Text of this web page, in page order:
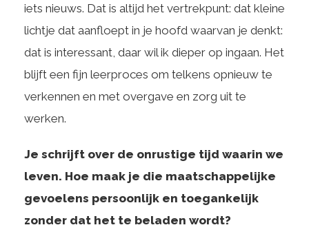
iets nieuws. Dat is altijd het vertrekpunt: dat kleine
lichtje dat aanfloept in je hoofd waarvan je denkt:
dat is interessant, daar wil ik dieper op ingaan. Het
blijft een fijn leerproces om telkens opnieuw te
verkennen en met overgave en zorg uit te
werken.
Je schrijft over de onrustige tijd waarin we
leven. Hoe maak je die maatschappelijke
gevoelens persoonlijk en toegankelijk
zonder dat het te beladen wordt?